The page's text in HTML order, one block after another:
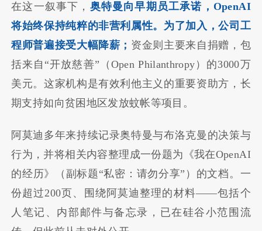
在这一叙事下， 奥特曼向早期员工承诺，OpenAI
将始终保持纯粹的非营利属性。 为了加入，公司工
程师普遍接受大幅降薪； 资金则主要来自捐赠，包
括来自“开放慈善”（Open Philanthropy）的3000万
美元。这家机构是有效利他主义的重要资助方，长
期支持如向贫困地区发放蚊帐等项目。
阿莫迪多年来持续记录奥特曼与布洛克曼的决策与
行为，并将相关内容整理成一份题为《我在OpenAI
的经历》（副标题“私密：请勿分享”）的文档。一
份超过200页、围绕阿莫迪整理的材料——包括个
人笔记、内部邮件与备忘录，已在硅谷小范围流